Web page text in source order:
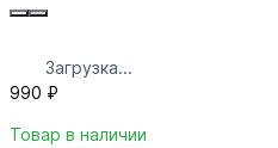
Загрузка...
990 ₽
Товар в наличии